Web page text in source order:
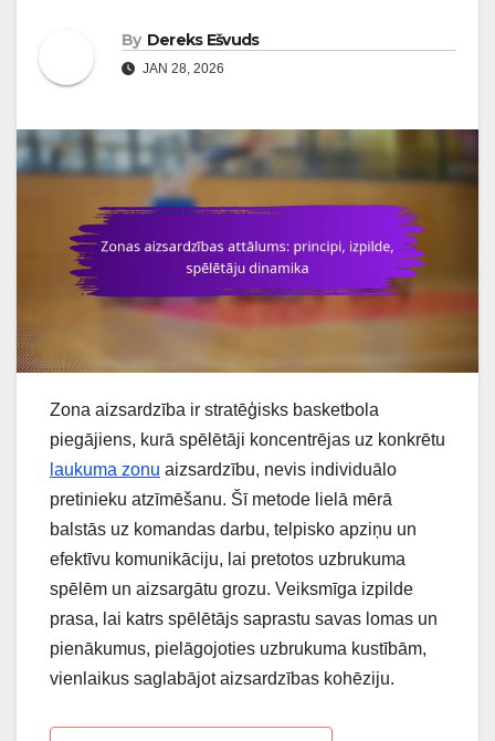
By Dereks Ešvuds
JAN 28, 2026
Zona aizsardzība ir stratēģisks basketbola
piegājiens, kurā spēlētāji koncentrējas uz konkrētu
laukuma zonu aizsardzību, nevis individuālo
pretinieku atzīmēšanu. Šī metode lielā mērā
balstās uz komandas darbu, telpisko apziņu un
efektīvu komunikāciju, lai pretotos uzbrukuma
spēlēm un aizsargātu grozu. Veiksmīga izpilde
prasa, lai katrs spēlētājs saprastu savas lomas un
pienākumus, pielāgojoties uzbrukuma kustībām,
vienlaikus saglabājot aizsardzības kohēziju.